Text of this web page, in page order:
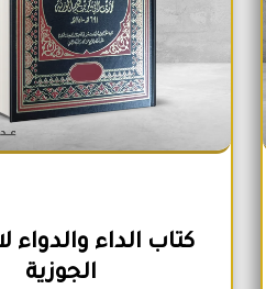
كتاب الداء والدواء
الجوزية